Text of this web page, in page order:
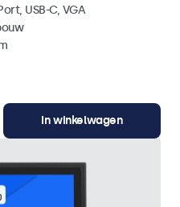
USB-C, VGA
In winkelwagen